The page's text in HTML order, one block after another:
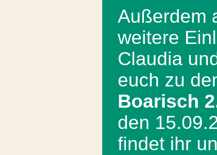
Außerdem
weitere
Claudia
euch zu
Boarisch
den
findet ihr